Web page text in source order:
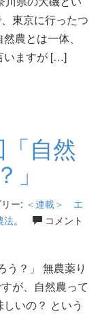
東京に行ったつ
農とは一体、
いますが […]
自然
ー: ＜連載＞ エ
法。
コメント
う？」 無農薬り
が、自然農って
いの？ という